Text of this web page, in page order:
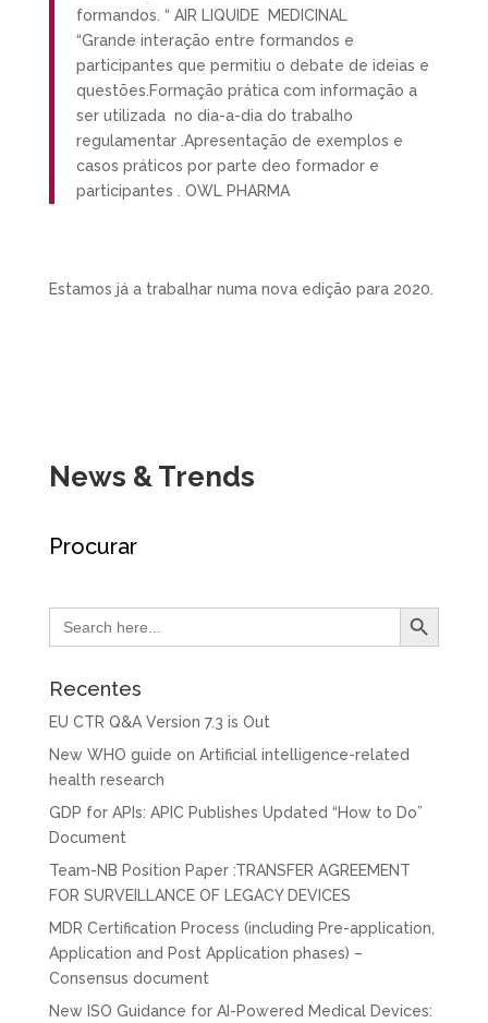
formandos. “ AIR LIQUIDE MEDICINAL
“Grande interação entre formandos e
participantes que permitiu o debate de ideias e
questões.Formação prática com informação a
ser utilizada no dia-a-dia do trabalho
regulamentar .Apresentação de exemplos e
casos práticos por parte deo formador e
participantes . OWL PHARMA
Estamos já a trabalhar numa nova edição para 2020.
News & Trends
Procurar
Search
for:
Search Button
Recentes
EU CTR Q&A Version 7.3 is Out
New WHO guide on Artificial intelligence-related
health research
GDP for APIs: APIC Publishes Updated “How to Do”
Document
Team-NB Position Paper :TRANSFER AGREEMENT
FOR SURVEILLANCE OF LEGACY DEVICES
MDR Certification Process (including Pre-application,
Application and Post Application phases) –
Consensus document
New ISO Guidance for AI-Powered Medical Devices: